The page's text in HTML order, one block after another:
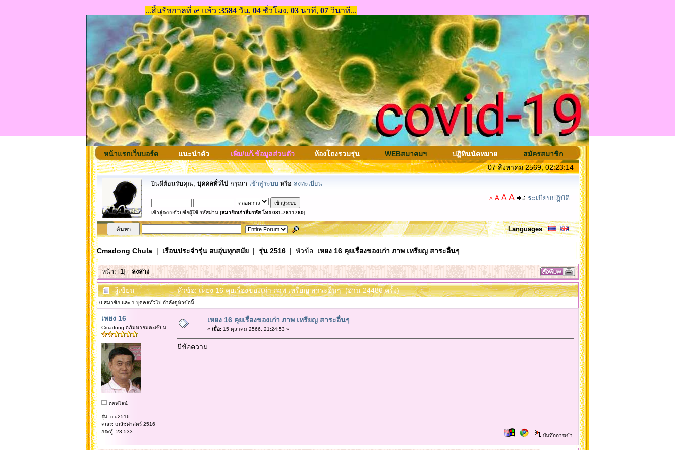
หน้าแรกเว็บบอร์ด แนะนำตัว เพิ่ม/แก้.ข้อมูลส่วนตัว ห้องโถงรวมรุ่น WEBสมาคมฯ ปฏิทินนัดหมาย
สมัครสมาชิก
07 สิงหาคม 2569, 02:23:14
ยินดีต้อนรับคุณ, บุคคลทั่วไป กรุณา เข้าสู่ระบบ หรือ ลงทะเบียน
เข้าสู่ระบบด้วยชื่อผู้ใช้ รหัสผ่าน [สมาชิกเก่าลืมรหัส โทร 081-7611760]
A A A A ระเบียบปฎิบัติ
Languages
Cmadong Chula| เรือนประจำรุ่น อบอุ่นทุกสมัย| รุ่น 2516| หัวข้อ: เหยง 16 คุยเรื่องของเก่า ภาพ เหรียญ สาระอื่นๆ
หน้า: [1] ลงล่าง
ผู้เขียน หัวข้อ: เหยง 16 คุยเรื่องของเก่า ภาพ เหรียญ สาระอื่นๆ (อ่าน 24486 ครั้ง)
0 สมาชิก และ 1 บุคคลทั่วไป กำลังดูหัวข้อนี้
เหยง 16
Cmadong อภิมหาอมตะเซียน
ออฟไลน์
รุ่น: rcu2516
คณะ: เภสัชศาสตร์ 2516
กระทู้: 23,533
เหยง 16 คุยเรื่องของเก่า ภาพ เหรียญ สาระอื่นๆ
« เมื่อ:15 ตุลาคม 2566, 21:24:53 »
มีข้อความ
บันทึกการเข้า